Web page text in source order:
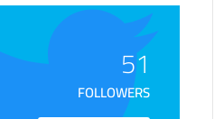
51
FOLLOWERS